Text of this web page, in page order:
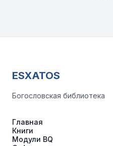
ESXATOS
Богословская библиотека
Главная
Книги
Модули BQ